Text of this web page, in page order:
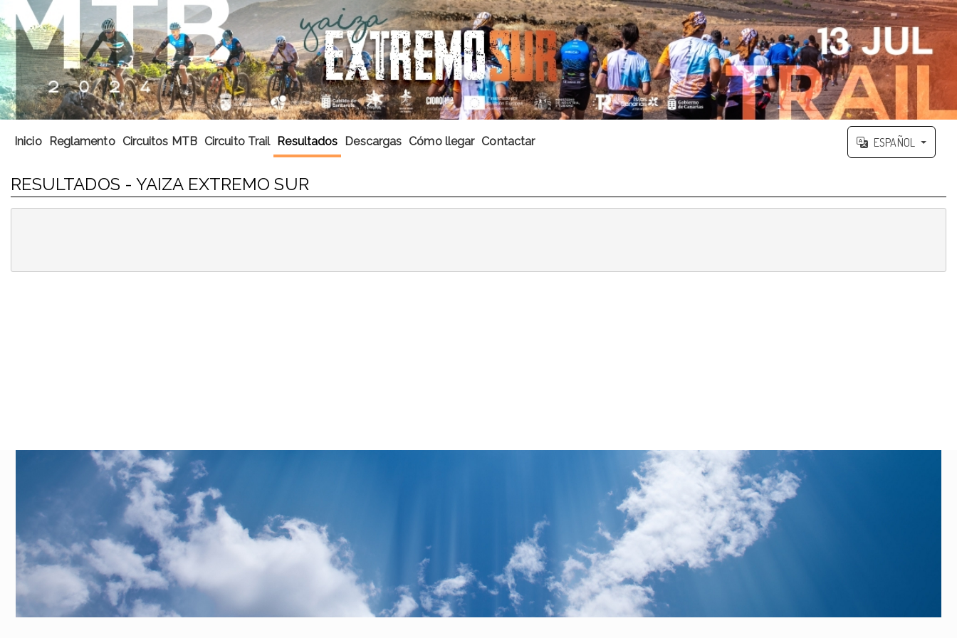
Inicio Reglamento Circuitos MTB Circuito Trail Resultados Descargas Cómo llegar Contactar ESPAÑOL
RESULTADOS - YAIZA EXTREMO SUR